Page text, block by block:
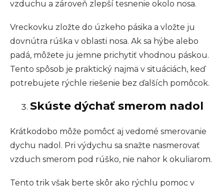
vzduchu a zároveň zlepší tesnenie okolo nosa.
Vreckovku zložte do úzkeho pásika a vložte ju
dovnútra rúška v oblasti nosa. Ak sa hýbe alebo
padá, môžete ju jemne prichytiť vhodnou páskou.
Tento spôsob je praktický najmä v situáciách, keď
potrebujete rýchle riešenie bez ďalších pomôcok.
Skúste dýchať smerom nadol
Krátkodobo môže pomôcť aj vedomé smerovanie
dychu nadol. Pri výdychu sa snažte nasmerovať
vzduch smerom pod rúško, nie nahor k okuliarom.
Tento trik však berte skôr ako rýchlu pomoc v